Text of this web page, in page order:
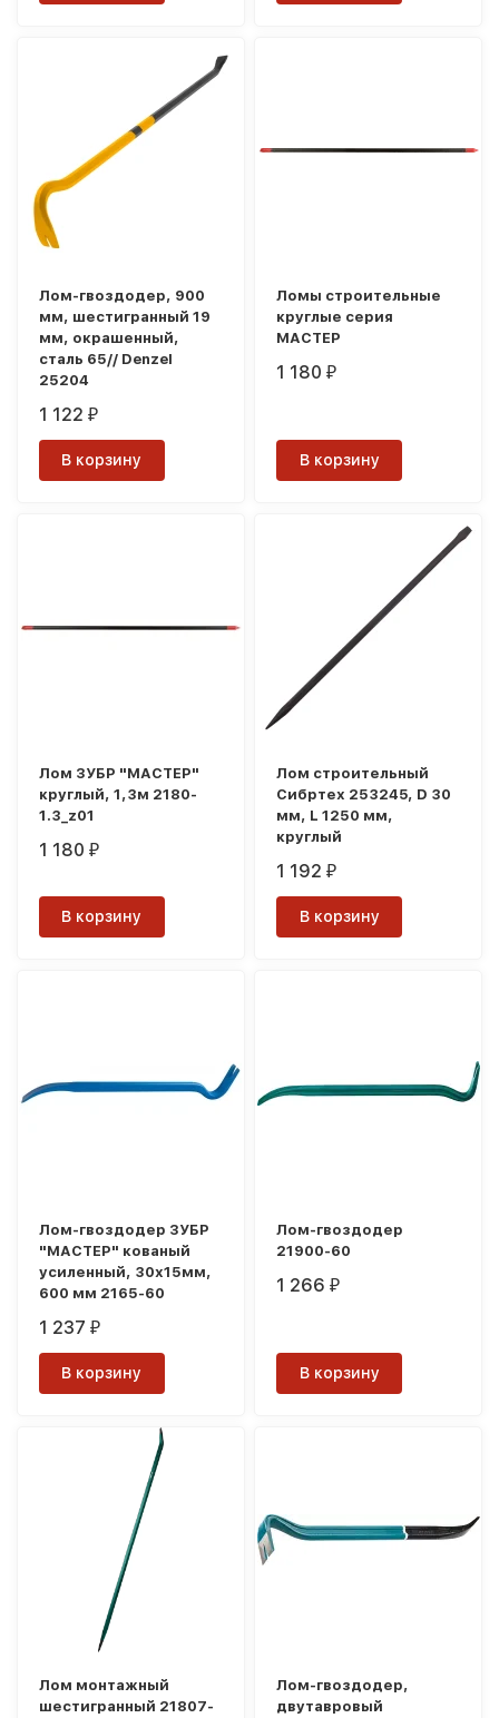
Лом-гвоздодер, 900
мм, шестигранный 19
мм, окрашенный,
сталь 65// Denzel
25204
1 122₽
В корзину
Ломы строительные
круглые серия
МАСТЕР
1 180₽
В корзину
Лом ЗУБР "МАСТЕР"
круглый, 1,3м 2180-
1.3_z01
1 180₽
В корзину
Лом строительный
Сибртех 253245, D 30
мм, L 1250 мм,
круглый
1 192₽
В корзину
Лом-гвоздодер ЗУБР
"МАСТЕР" кованый
усиленный, 30х15мм,
600 мм 2165-60
1 237₽
В корзину
Лом-гвоздодер
21900-60
1 266₽
В корзину
Лом монтажный
шестигранный 21807-
Лом-гвоздодер,
двутавровый